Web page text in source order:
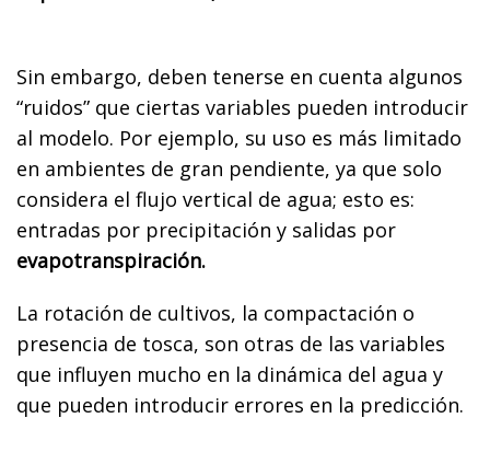
Sin embargo, deben tenerse en cuenta algunos
“ruidos” que ciertas variables pueden introducir
al modelo. Por ejemplo, su uso es más limitado
en ambientes de gran pendiente, ya que solo
considera el flujo vertical de agua; esto es:
entradas por precipitación y salidas por
evapotranspiración.
La rotación de cultivos, la compactación o
presencia de tosca, son otras de las variables
que influyen mucho en la dinámica del agua y
que pueden introducir errores en la predicción.